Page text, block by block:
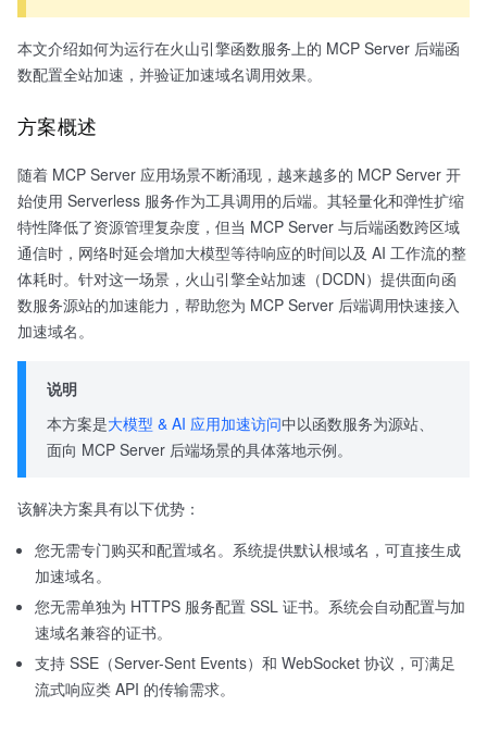
本文介绍如何为运行在火山引擎函数服务上的 MCP Server 后端函
数配置全站加速，并验证加速域名调用效果。
方案概述
随着 MCP Server 应用场景不断涌现，越来越多的 MCP Server 开
始使用 Serverless 服务作为工具调用的后端。其轻量化和弹性扩缩
特性降低了资源管理复杂度，但当 MCP Server 与后端函数跨区域
通信时，网络时延会增加大模型等待响应的时间以及 AI 工作流的整
体耗时。针对这一场景，火山引擎全站加速（DCDN）提供面向函
数服务源站的加速能力，帮助您为 MCP Server 后端调用快速接入
加速域名。
说明
本方案是大模型 & AI 应用加速访问中以函数服务为源站、
面向 MCP Server 后端场景的具体落地示例。
该解决方案具有以下优势：
您无需专门购买和配置域名。系统提供默认根域名，可直接生成
加速域名。
您无需单独为 HTTPS 服务配置 SSL 证书。系统会自动配置与加
速域名兼容的证书。
支持 SSE（Server-Sent Events）和 WebSocket 协议，可满足
流式响应类 API 的传输需求。